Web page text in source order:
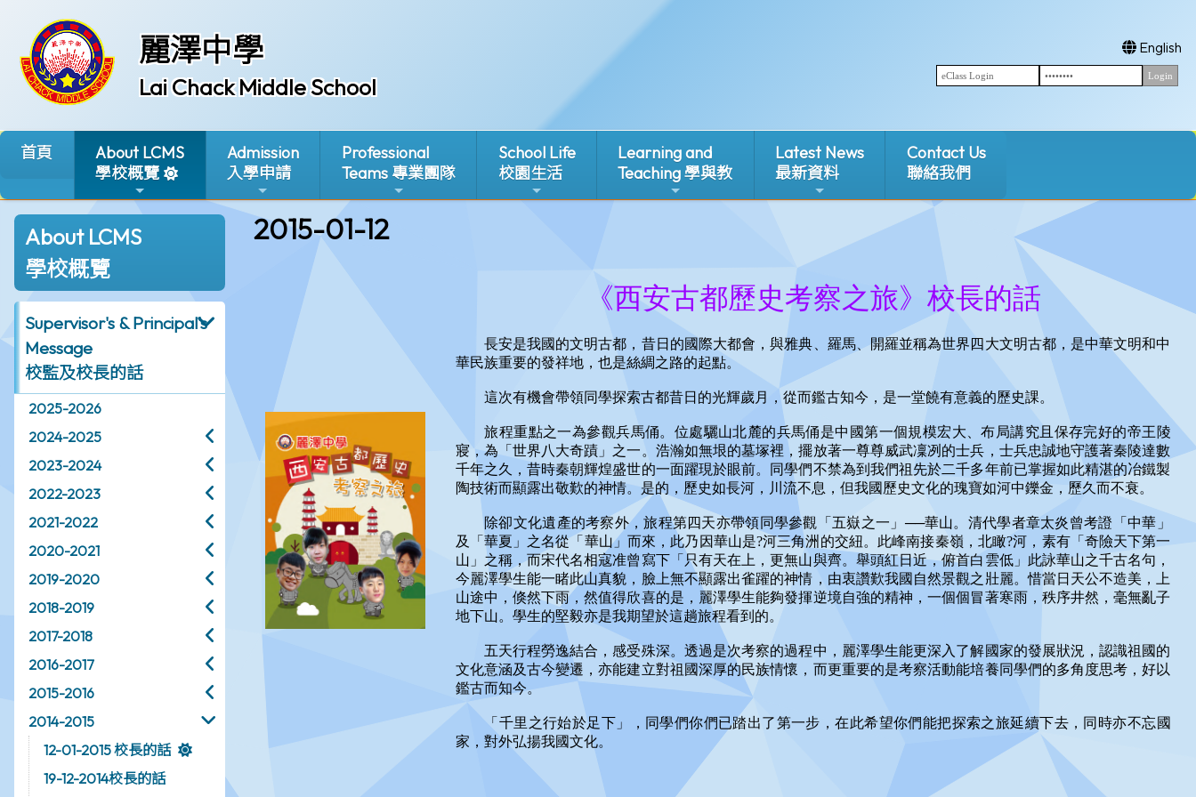
麗澤中學
Lai Chack Middle School
English
首頁
About LCMS
學校概覽
Admission
入學申請
Professional
Teams 專業團隊
School Life
校園生活
Learning and
Teaching 學與教
Latest News
最新資料
Contact Us
聯絡我們
About LCMS
學校概覽
Supervisor's & Principal's
Message
校監及校長的話
2025-2026
2024-2025
2023-2024
2022-2023
2021-2022
2020-2021
2019-2020
2018-2019
2017-2018
2016-2017
2015-2016
2014-2015
12-01-2015 校長的話
19-12-2014校長的話
2015-01-12